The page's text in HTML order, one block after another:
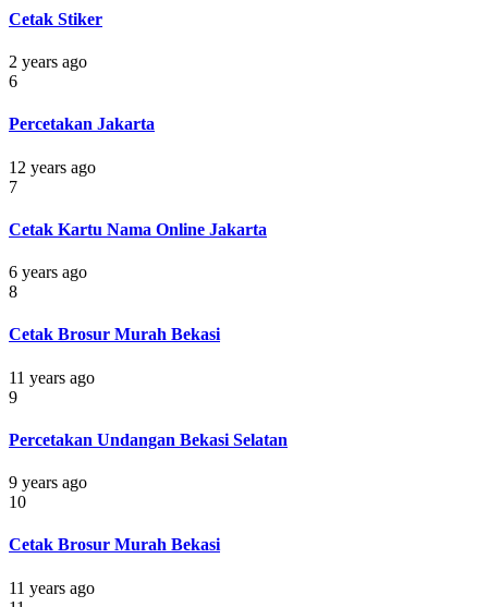
Cetak Stiker
2 years ago
6
Percetakan Jakarta
12 years ago
7
Cetak Kartu Nama Online Jakarta
6 years ago
8
Cetak Brosur Murah Bekasi
11 years ago
9
Percetakan Undangan Bekasi Selatan
9 years ago
10
Cetak Brosur Murah Bekasi
11 years ago